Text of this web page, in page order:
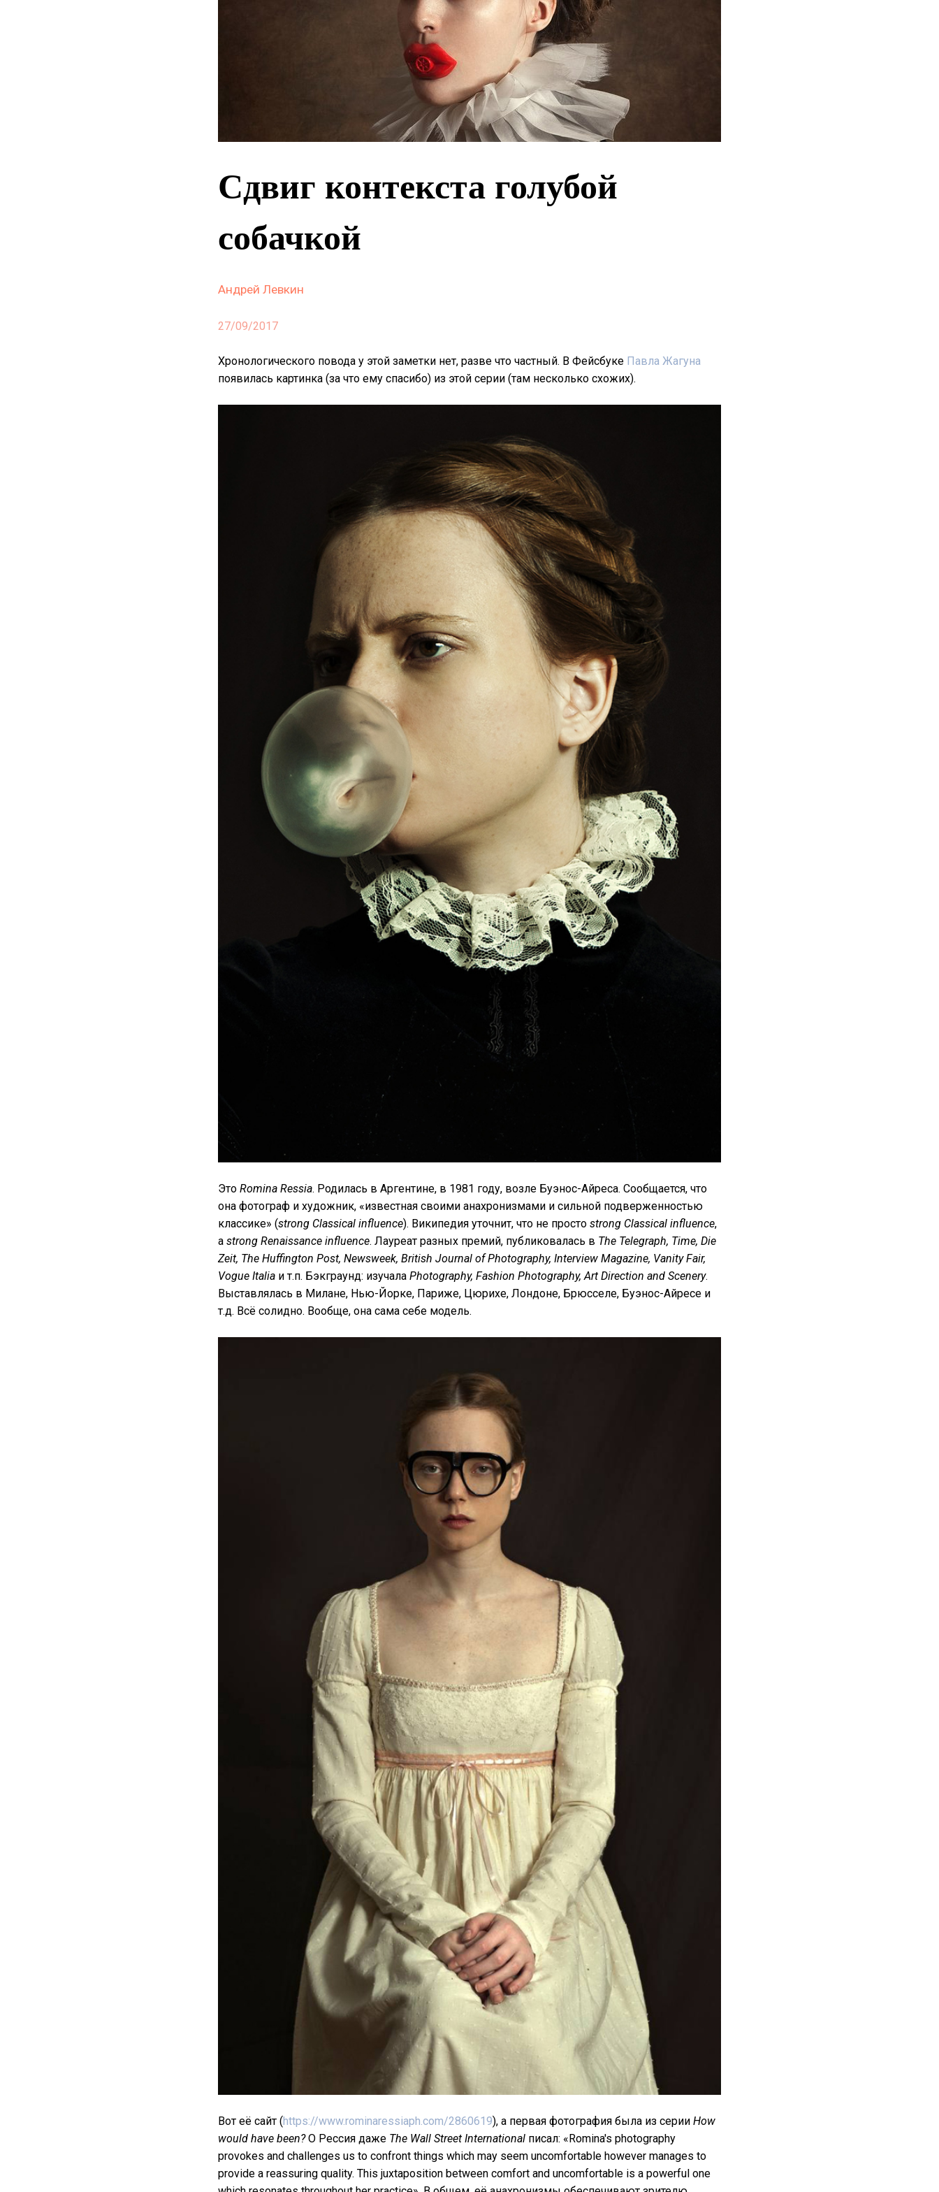
Сдвиг контекста голубой
собачкой
Андрей Левкин
27/09/2017
Хронологического повода у этой заметки нет, разве что частный. В Фейсбуке Павла Жагуна
появилась картинка (за что ему спасибо) из этой серии (там несколько схожих).
Это Romina Ressia. Родилась в Аргентине, в 1981 году, возле Буэнос-Айреса. Сообщается, что
она фотограф и художник, «известная своими анахронизмами и сильной подверженностью
классике» (strong Classical influence). Википедия уточнит, что не просто strong Classical influence,
а strong Renaissance influence. Лауреат разных премий, публиковалась в The Telegraph, Time, Die
Zeit, The Huffington Post, Newsweek, British Journal of Photography, Interview Magazine, Vanity Fair,
Vogue Italia и т.п. Бэкграунд: изучала Photography, Fashion Photography, Art Direction and Scenery.
Выставлялась в Милане, Нью-Йорке, Париже, Цюрихе, Лондоне, Брюсселе, Буэнос-Айресе и
т.д. Всё солидно. Вообще, она сама себе модель.
Вот её сайт (https://www.rominaressiaph.com/2860619), а первая фотография была из серии How
would have been?О Рессия даже The Wall Street International писал: «Romina's photography
provokes and challenges us to confront things which may seem uncomfortable however manages to
provide a reassuring quality. This juxtaposition between comfort and uncomfortable is a powerful one